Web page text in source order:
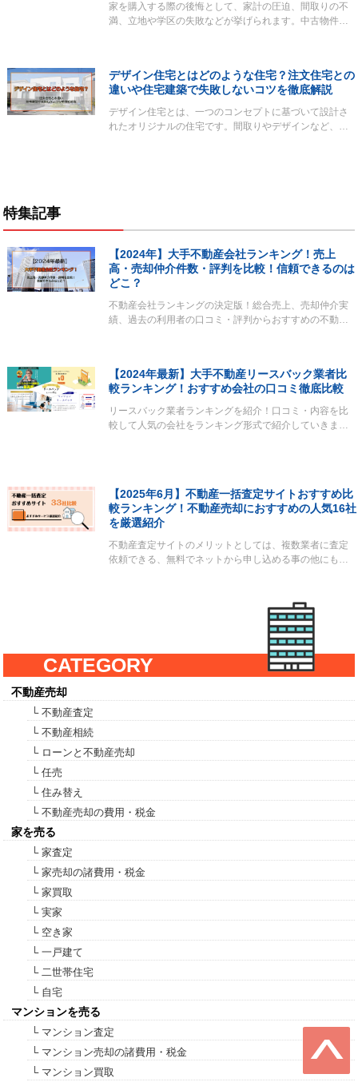
家を購入する際の後悔として、家計の圧迫、間取りの不
満、立地や学区の失敗などが挙げられます。中古物件…
デザイン住宅とはどのような住宅？注文住宅との
違いや住宅建築で失敗しないコツを徹底解説
デザイン住宅とは、一つのコンセプトに基づいて設計さ
れたオリジナルの住宅です。間取りやデザインなど、…
特集記事
【2024年】大手不動産会社ランキング！売上
高・売却仲介件数・評判を比較！信頼できるのは
どこ？
不動産会社ランキングの決定版！総合売上、売却仲介実
績、過去の利用者の口コミ・評判からおすすめの不動…
【2024年最新】大手不動産リースバック業者比
較ランキング！おすすめ会社の口コミ徹底比較
リースバック業者ランキングを紹介！口コミ・内容を比
較して人気の会社をランキング形式で紹介していきま…
【2025年6月】不動産一括査定サイトおすすめ比
較ランキング！不動産売却におすすめの人気16社
を厳選紹介
不動産査定サイトのメリットとしては、複数業者に査定
依頼できる、無料でネットから申し込める事の他にも…
CATEGORY
不動産売却
└ 不動産査定
└ 不動産相続
└ ローンと不動産売却
└ 任売
└ 住み替え
└ 不動産売却の費用・税金
家を売る
└ 家査定
└ 家売却の諸費用・税金
└ 家買取
└ 実家
└ 空き家
└ 一戸建て
└ 二世帯住宅
└ 自宅
マンションを売る
└ マンション査定
└ マンション売却の諸費用・税金
└ マンション買取